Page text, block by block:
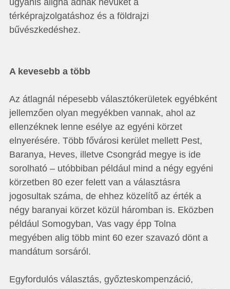
ugyanis aligha adnák nevüket a
térképrajzolgatáshoz és a földrajzi
bűvészkedéshez.
A kevesebb a több
Az átlagnál népesebb választókerületek egyébként
jellemzően olyan megyékben vannak, ahol az
ellenzéknek lenne esélye az egyéni körzet
elnyerésére. Több fővárosi kerület mellett Pest,
Baranya, Heves, illetve Csongrád megye is ide
sorolható – utóbbiban például mind a négy egyéni
körzetben 80 ezer felett van a választásra
jogosultak száma, de ehhez közelítő az érték a
négy baranyai körzet közül háromban is. Eközben
például Somogyban, Vas vagy épp Tolna
megyében alig több mint 60 ezer szavazó dönt a
mandátum sorsáról.
Egyfordulós választás, győzteskompenzáció,